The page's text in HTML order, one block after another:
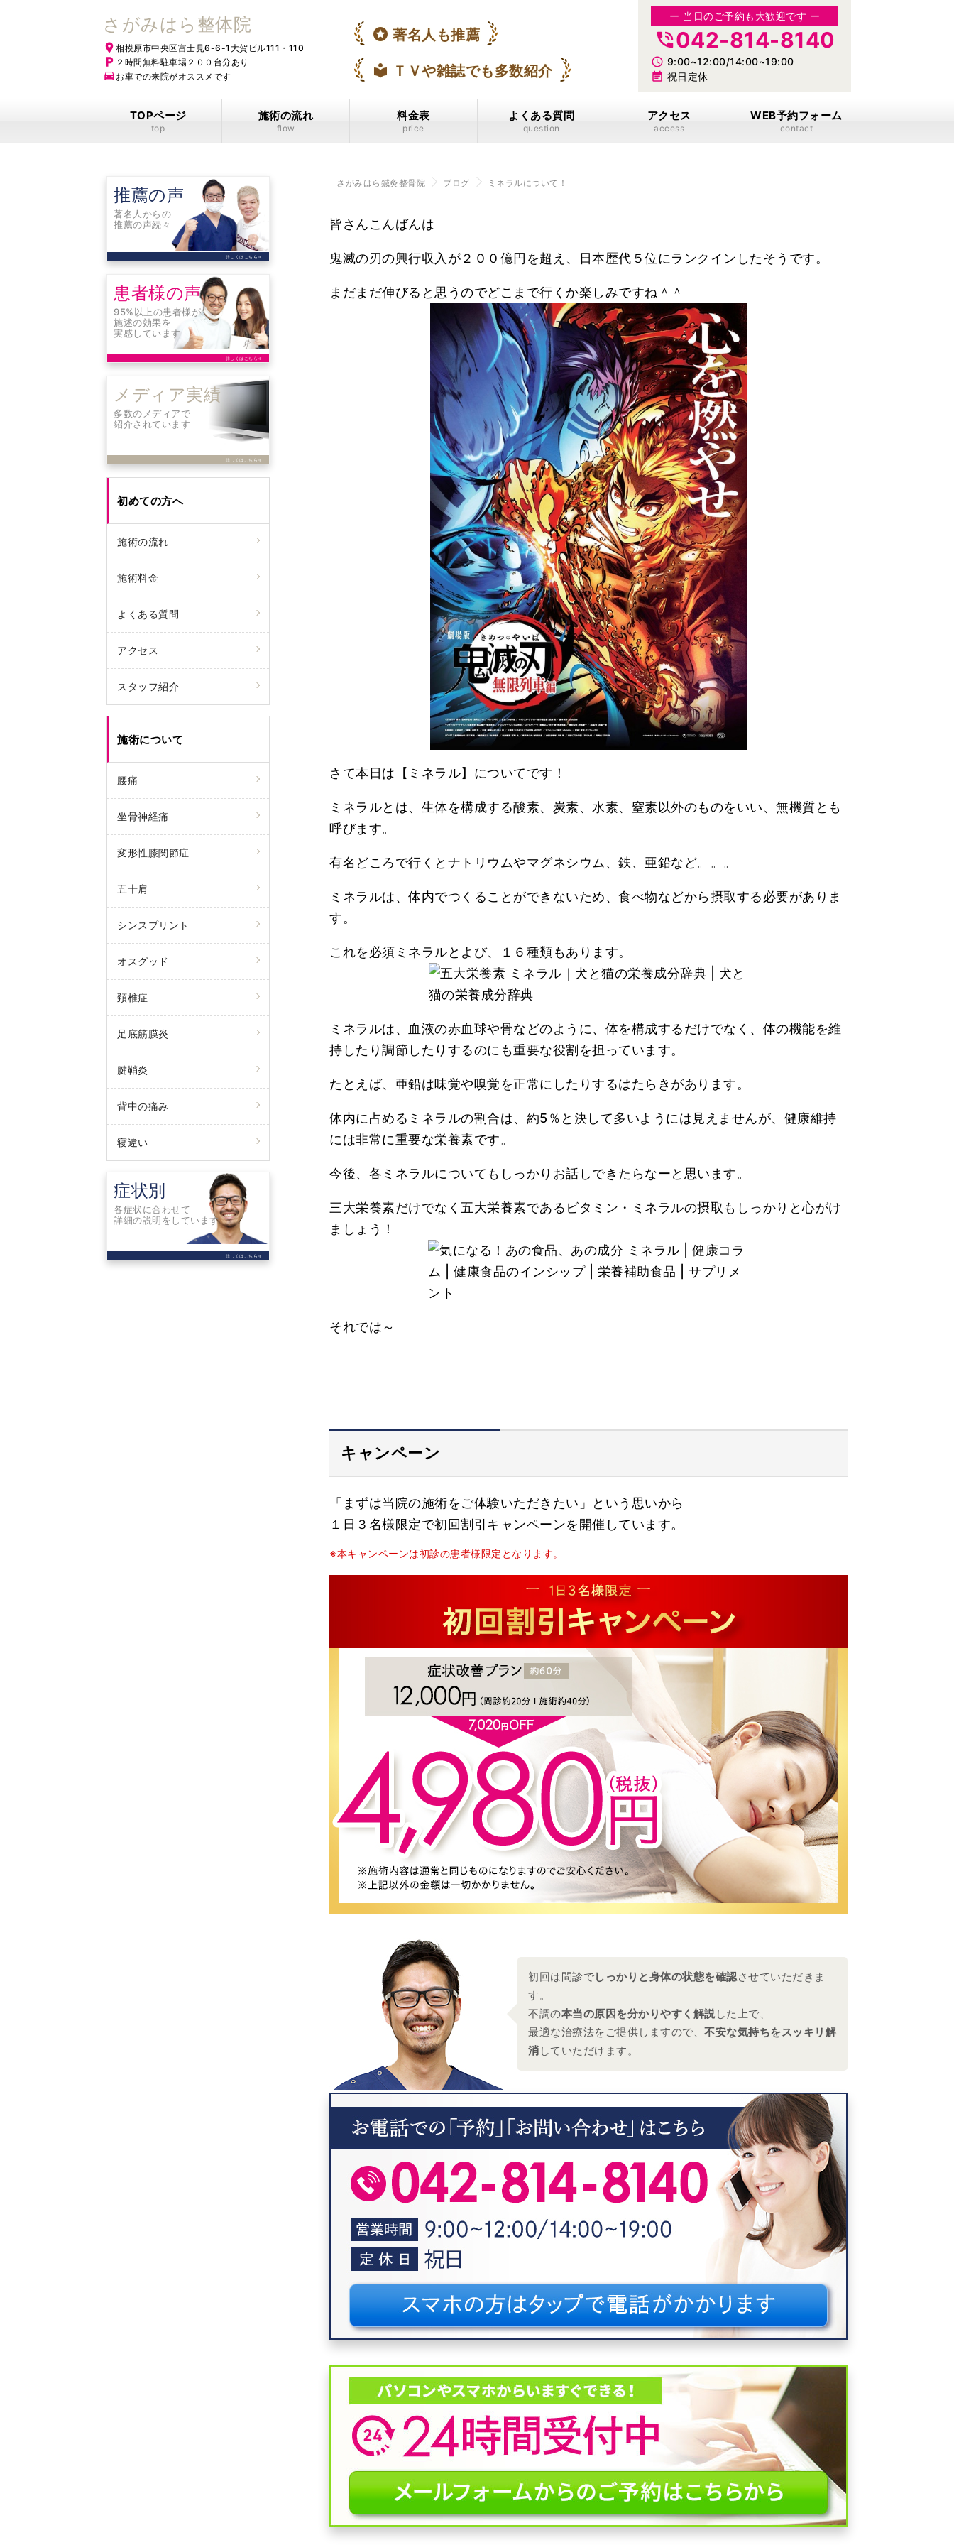
さがみはら整体院
place 相模原市中央区富士見6-6-1大賀ビル111・110
local_parking ２時間無料駐車場２００台分あり
time_to_leave お車での来院がオススメです
stars 著名人も推薦
local_library ＴＶや雑誌でも多数紹介
ー 当日のご予約も大歓迎です ー
phone_in_talk042-814-8140
access_time 9:00~12:00/14:00~19:00
event_note 祝日定休
TOPページ
top
施術の流れ
flow
料金表
price
よくある質問
question
アクセス
access
WEB予約フォーム
contact
さがみはら鍼灸整骨院 ブログ ミネラルについて！
皆さんこんばんは
鬼滅の刃の興行収入が２００億円を超え、日本歴代５位にランクインしたそうです。
まだまだ伸びると思うのでどこまで行くか楽しみですね＾＾
さて本日は【ミネラル】についてです！
ミネラルとは、生体を構成する酸素、炭素、水素、窒素以外のものをいい、無機質とも
呼びます。
有名どころで行くとナトリウムやマグネシウム、鉄、亜鉛など。。。
ミネラルは、体内でつくることができないため、食べ物などから摂取する必要がありま
す。
これを必須ミネラルとよび、１６種類もあります。
ミネラルは、血液の赤血球や骨などのように、体を構成するだけでなく、体の機能を維
持したり調節したりするのにも重要な役割を担っています。
たとえば、亜鉛は味覚や嗅覚を正常にしたりするはたらきがあります。
体内に占めるミネラルの割合は、約5％と決して多いようには見えませんが、健康維持
には非常に重要な栄養素です。
今後、各ミネラルについてもしっかりお話しできたらなーと思います。
三大栄養素だけでなく五大栄養素であるビタミン・ミネラルの摂取もしっかりと心がけ
ましょう！
それでは～
キャンペーン
「まずは当院の施術をご体験いただきたい」という思いから
１日３名様限定で初回割引キャンペーンを開催しています。
※本キャンペーンは初診の患者様限定となります。
初回は問診でしっかりと身体の状態を確認させていただきま
す。
不調の本当の原因を分かりやすく解説した上で、
最適な治療法をご提供しますので、不安な気持ちをスッキリ解
消 していただけます。
推薦の声
著名人からの
推薦の声続々
詳しくはこちら arrow_forward
患者様の声
95%以上の患者様が
施述の効果を
実感しています
詳しくはこちら arrow_forward
メディア実績
多数のメディアで
紹介されています
詳しくはこちら arrow_forward
初めての方へ
施術の流れ
施術料金
よくある質問
アクセス
スタッフ紹介
施術について
腰痛
坐骨神経痛
変形性膝関節症
五十肩
シンスプリント
オスグッド
頚椎症
足底筋膜炎
腱鞘炎
背中の痛み
寝違い
症状別
各症状に合わせて
詳細の説明をしています
詳しくはこちら arrow_forward